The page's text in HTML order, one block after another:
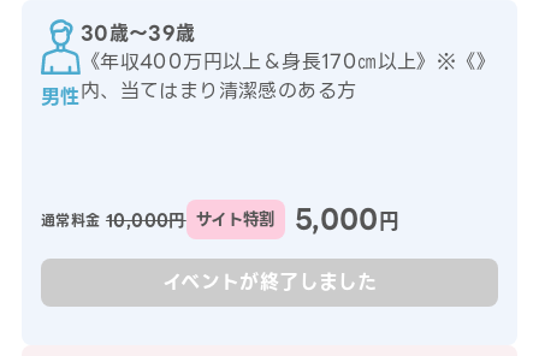
男性
30歳〜39歳
《年収400万円以上＆身長170㎝以上》※《》
内、当てはまり清潔感のある方
通常料金 10,000円 サイト特割 5,000円
イベントが終了しました